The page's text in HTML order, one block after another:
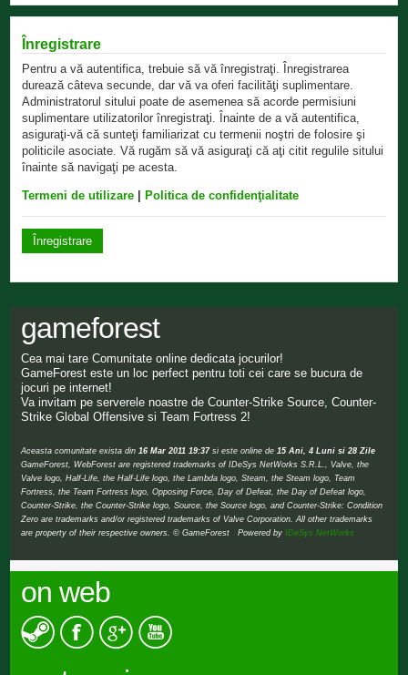
Înregistrare
Pentru a vă autentifica, trebuie să vă înregistraţi. Înregistrarea
durează câteva secunde, dar vă va oferi facilităţi suplimentare.
Administratorul sitului poate de asemenea să acorde permisiuni
suplimentare utilizatorilor înregistraţi. Înainte de a vă autentifica,
asiguraţi-vă că sunteţi familiarizat cu termenii noştri de folosire şi
politicile asociate. Vă rugăm să vă asiguraţi că aţi citit regulile sitului
înainte să navigaţi pe acesta.
Termeni de utilizare Politica de confidenţialitate
Înregistrare
gameforest
Cea mai tare Comunitate online dedicata jocurilor!
GameForest este un loc perfect pentru toti cei care se bucura de
jocuri pe internet!
Va invitam pe serverele noastre de Counter-Strike Source, Counter-
Strike Global Offensive si Team Fortress 2!
Aceasta comunitate exista din 16 Mar 2011 19:37si este online de 15 Ani, 4 Luni si 28 Zile
GameForest, WebForest are registered trademarks of IDeSys NetWorks S.R.L., Valve, the
Valve logo, Half-Life, the Half-Life logo, the Lambda logo, Steam, the Steam logo, Team
Fortress, the Team Fortress logo, Opposing Force, Day of Defeat, the Day of Defeat logo,
Counter-Strike, the Counter-Strike logo, Source, the Source logo, and Counter-Strike: Condition
Zero are trademarks and/or registered trademarks of Valve Corporation. All other trademarks
are property of their respective owners. © GameForest Powered byIDeSys NetWorks
on web